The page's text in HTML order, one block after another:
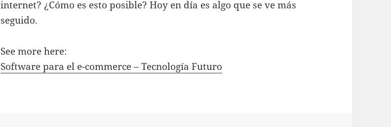
internet? ¿Cómo es esto posible? Hoy en día es algo que se ve más
seguido.
See more here:
Software para el e-commerce – Tecnología Futuro